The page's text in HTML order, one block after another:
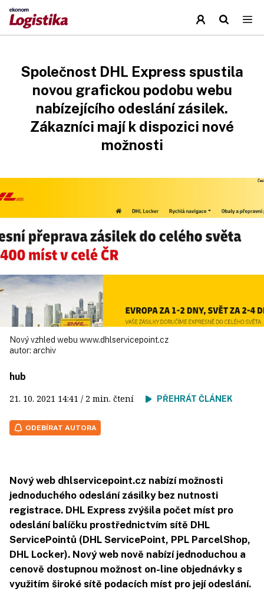
Společnost DHL Express spustila
novou grafickou podobu webu
nabízejícího odeslání zásilek.
Zákazníci mají k dispozici nové
možnosti
Nový vzhled webu www.dhlservicepoint.cz
autor: archiv
hub
21. 10. 2021 14:41 / 2 min. čtení PŘEHRÁT ČLÁNEK
ODEBÍRAT AUTORA
Nový web dhlservicepoint.cz nabízí možnosti
jednoduchého odeslání zásilky bez nutnosti
registrace. DHL Express zvýšila počet míst pro
odeslání balíčku prostřednictvím sítě DHL
ServicePointů (DHL ServicePoint, PPL ParcelShop,
DHL Locker). Nový web nově nabízí jednoduchou a
cenově dostupnou možnost on-line objednávky s
využitím široké sítě podacích míst pro její odeslání.